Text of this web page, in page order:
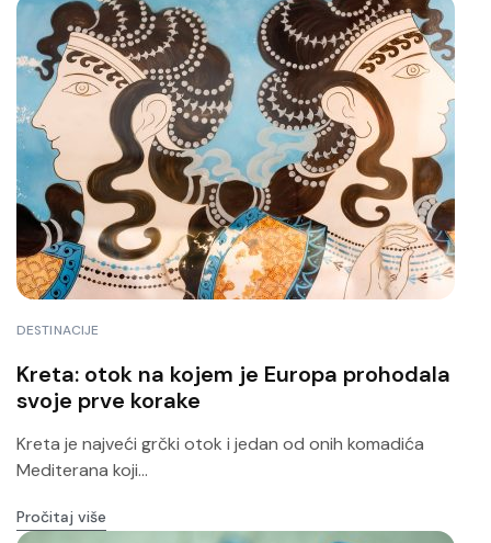
DESTINACIJE
Kreta: otok na kojem je Europa prohodala
svoje prve korake
Kreta je najveći grčki otok i jedan od onih komadića
Mediterana koji...
Pročitaj više